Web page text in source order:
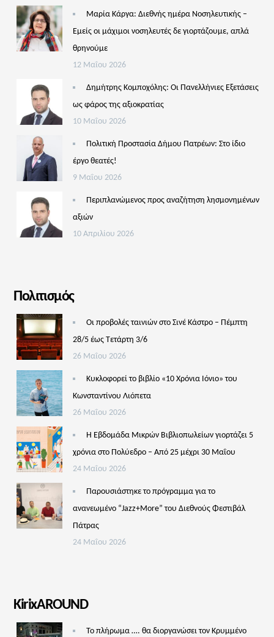
Μαρία Κάργα: Διεθνής ημέρα Νοσηλευτικής –
Εμείς οι μάχιμοι νοσηλευτές δε γιορτάζουμε, απλά
θρηνούμε
12 Μαΐου 2026
Δημήτρης Κομποχόλης: Οι Πανελλήνιες Εξετάσεις
ως φάρος της αξιοκρατίας
10 Μαΐου 2026
Πολιτική Προστασία Δήμου Πατρέων: Στο ίδιο
έργο θεατές!
9 Μαΐου 2026
Περιπλανώμενος προς αναζήτηση λησμονημένων
αξιών
10 Απριλίου 2026
Πολιτισμός
Οι προβολές ταινιών στο Σινέ Κάστρο – Πέμπτη
28/5 έως Τετάρτη 3/6
26 Μαΐου 2026
Κυκλοφορεί το βιβλίο «10 Χρόνια Ιόνιο» του
Κωνσταντίνου Λιόπετα
26 Μαΐου 2026
Η Εβδομάδα Μικρών Βιβλιοπωλείων γιορτάζει 5
χρόνια στο Πολύεδρο – Από 25 μέχρι 30 Μαΐου
24 Μαΐου 2026
Παρουσιάστηκε το πρόγραμμα για το
ανανεωμένο “Jazz+More” του Διεθνούς Φεστιβάλ
Πάτρας
24 Μαΐου 2026
KirixAROUND
Το πλήρωμα …. θα διοργανώσει τον Κρυμμένο